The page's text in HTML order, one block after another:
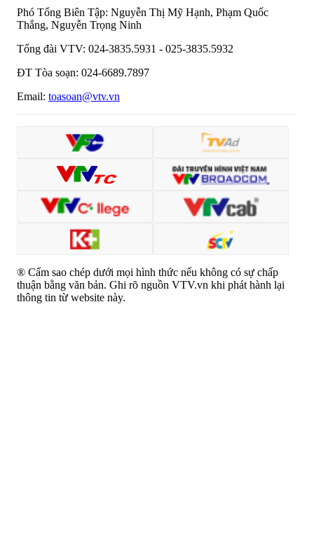
Phó Tổng Biên Tập: Nguyễn Thị Mỹ Hạnh, Phạm Quốc
Thắng, Nguyễn Trọng Ninh
Tổng đài VTV: 024-3835.5931 - 025-3835.5932
ĐT Tòa soạn: 024-6689.7897
Email: toasoan@vtv.vn
® Cấm sao chép dưới mọi hình thức nếu không có sự chấp
thuận bằng văn bản. Ghi rõ nguồn VTV.vn khi phát hành lại
thông tin từ website này.